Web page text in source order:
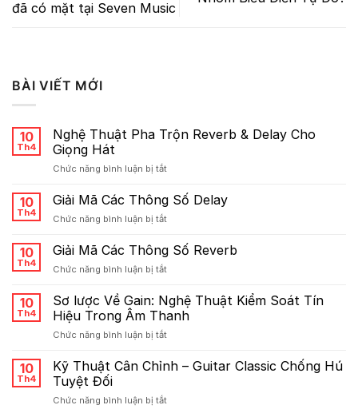
đã có mặt tại Seven Music
BÀI VIẾT MỚI
10
Th4
Nghệ Thuật Pha Trộn Reverb & Delay Cho
Giọng Hát
Chức năng bình luận bị tắtở
Thuật
Pha
Trộn
&
Hát
10
Th4
Giải Mã Các Thông Số Delay
Chức năng bình luận bị tắtở
Mã
Các
Thông
Delay
10
Th4
Giải Mã Các Thông Số Reverb
Chức năng bình luận bị tắtở
Mã
Các
Thông
Số
10
Th4
Sơ lược Về Gain: Nghệ Thuật Kiểm Soát Tín
Hiệu Trong Âm Thanh
Chức năng bình luận bị tắtở
lược
Nghệ
10
Th4
Kỹ Thuật Cân Chỉnh – Guitar Classic Chống Hú
Tuyệt Đối
Chức năng bình luận bị tắtở